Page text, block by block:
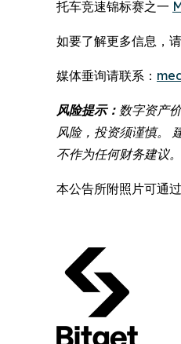
托车竞速锦标赛之一
如要了解更多信息，请
媒体垂询请联系：
风险提示： 数字资产
风险，投资须谨慎。
不作为任何财务建议
本公告所附照片可通